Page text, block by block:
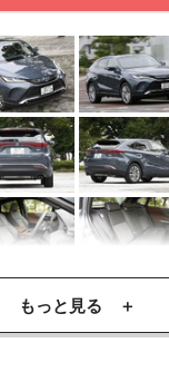
もっと見る ＋